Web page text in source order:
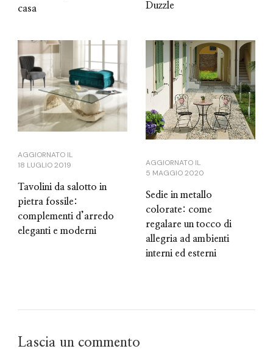
casa
Duzzle
AGGIORNATO IL
18 LUGLIO 2019
Tavolini da salotto in
pietra fossile:
complementi d’arredo
eleganti e moderni
AGGIORNATO IL
5 MAGGIO 2020
Sedie in metallo
colorate: come
regalare un tocco di
allegria ad ambienti
interni ed esterni
Lascia un commento